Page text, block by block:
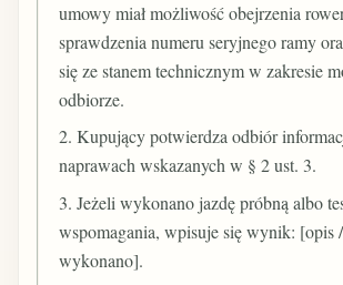
umowy miał możliwość obejrzenia
sprawdzenia numeru seryjnego ramy
się ze stanem technicznym w zakresie
odbiorze.
2. Kupujący potwierdza odbiór
naprawach wskazanych w § 2 ust. 3.
3. Jeżeli wykonano jazdę próbną albo
wspomagania, wpisuje się wynik: [opis
wykonano].